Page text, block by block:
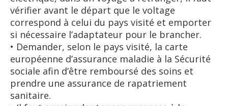
vérifier avant le départ que le voltage
correspond à celui du pays visité et emporter
si nécessaire l’adaptateur pour le brancher.
• Demander, selon le pays visité, la carte
européenne d’assurance maladie à la Sécurité
sociale afin d’être remboursé des soins et
prendre une assurance de rapatriement
sanitaire.